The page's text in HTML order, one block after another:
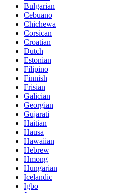
Bulgarian
Cebuano
Chichewa
Corsican
Croatian
Dutch
Estonian
Filipino
Finnish
Frisian
Galician
Georgian
Gujarati
Haitian
Hausa
Hawaiian
Hebrew
Hmong
Hungarian
Icelandic
Igbo